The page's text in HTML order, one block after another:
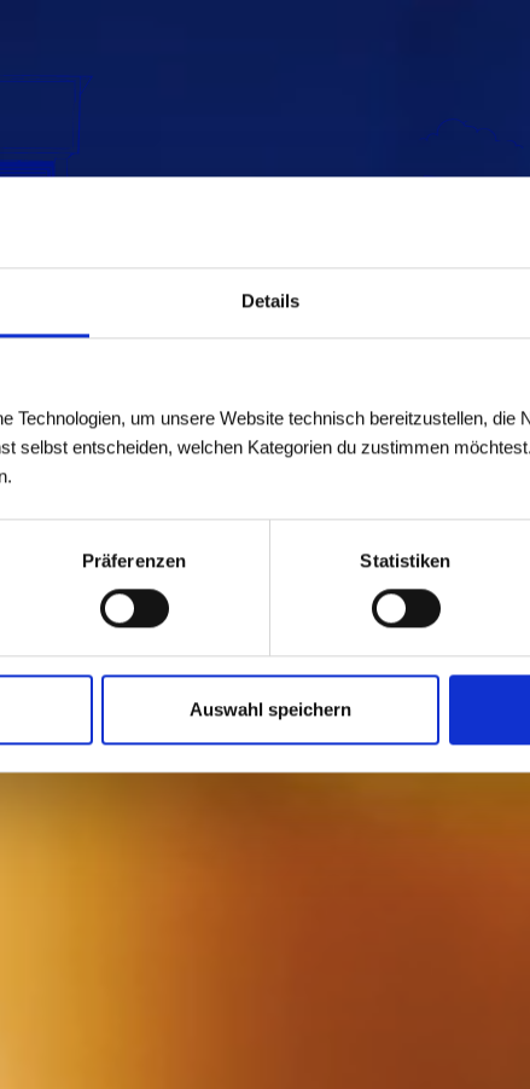
Details
Technologien, um unsere Website technisch bereitzustellen, die
selbst entscheiden, welchen Kategorien du zustimmen
Präferenzen Statistiken
Auswahl speichern
Kaffee und ehrliche
reduziert.
Eine
Belieferung